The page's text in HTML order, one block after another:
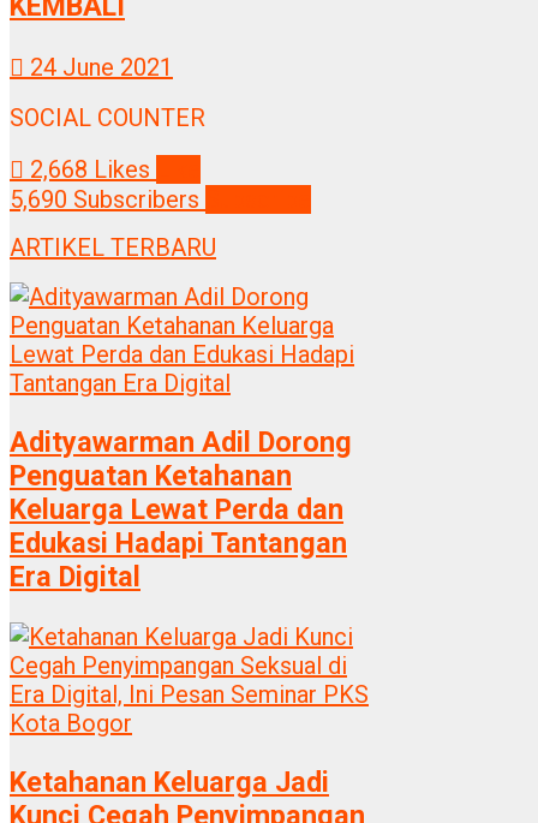
24 June 2021
SOCIAL COUNTER
2,668 Likes
5,690 Subscribers
ARTIKEL TERBARU
Adityawarman Adil Dorong
Penguatan Ketahanan
Keluarga Lewat Perda dan
Edukasi Hadapi Tantangan
Era Digital
Ketahanan Keluarga Jadi
Kunci Cegah Penyimpangan